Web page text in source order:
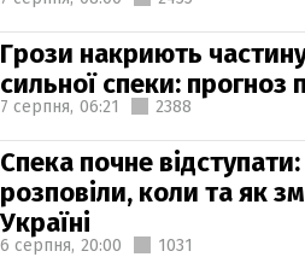
Грози накриють
сильної спеки: прогноз
7 серпня, 06:21 2388
Спека почне
розповіли, коли та як
Україні
6 серпня, 20:00 1031